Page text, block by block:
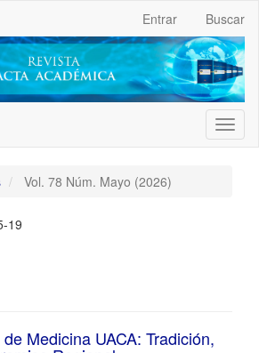
Entrar Buscar
Vol. 78 Núm. Mayo (2026)
19
Medicina UACA: Tradición,